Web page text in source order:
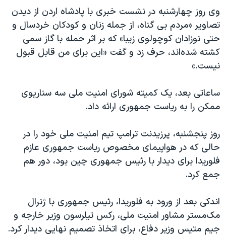
وی روز چهارشنبه در نشست خبری با پادشاه اردن از دیدن
تصاویر «مردم بی گناه، از جمله زنان و کودکان خردسال و
حتی نوزادان کوچولوی زیبا» که بر اثر حمله با گاز سمی
کشته شده‌اند، حرف زد و گفت «این برای من قابل قبول
نیست.»
ساعاتی بعد، یک کمیته شورای امنیت ملی سه سناریوی
ممکن را به ریاست جمهوری ارائه داد.
روز پنجشنبه، پرزیدنت ترامپ تیم امنیت ملی خود را در
حالی که در هواپیمای مخصوص ریاست جمهوری عازم
فلوریدا برای دیدار با رئیس جمهوری چین بود، دور هم
جمع کرد.
اندکی بعد از ورود به فلوریدا، رئیس جمهوری با ژنرال
مک‌مستر مشاور امنیت ملی، رکس تیلرسون وزیر خارجه و
جیم متیس وزیر دفاع، برای اتخاذ تصمیم نهایی دیدار کرد.